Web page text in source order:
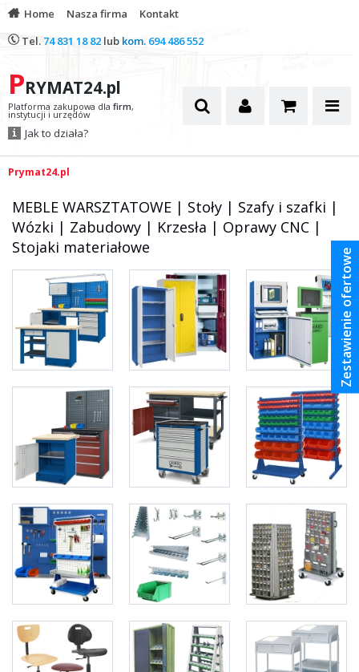
Zestawienie ofertowe
Home Nasza firma
Kontakt
Tel. 74 831 18 82 lub kom. 694 486 552
PRYMAT24.pl
Platforma zakupowa dla firm,
instytucji i urzędów
Jak to działa?
Prymat24.pl
MEBLE WARSZTATOWE | Stoły | Szafy i szafki |
Wózki | Zabudowy | Krzesła | Oprawy CNC |
Stojaki materiałowe